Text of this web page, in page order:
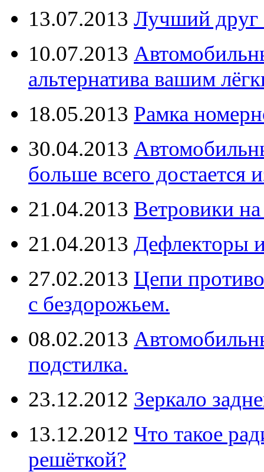
13.07.2013 Лучший друг
10.07.2013
альтернатива вашим
18.05.2013 Рамка
30.04.2013
больше всего достается
21.04.2013 Ветровики
21.04.2013 Дефлекторы
27.02.2013 Цепи
с бездорожьем.
08.02.2013
подстилка.
23.12.2012 Зеркало
13.12.2012 Что такое
решёткой?